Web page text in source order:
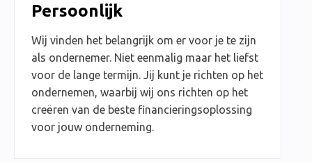
Persoonlijk
Wij vinden het belangrijk om er voor je te zijn
als ondernemer. Niet eenmalig maar het liefst
voor de lange termijn. Jij kunt je richten op het
ondernemen, waarbij wij ons richten op het
creëren van de beste financieringsoplossing
voor jouw onderneming.